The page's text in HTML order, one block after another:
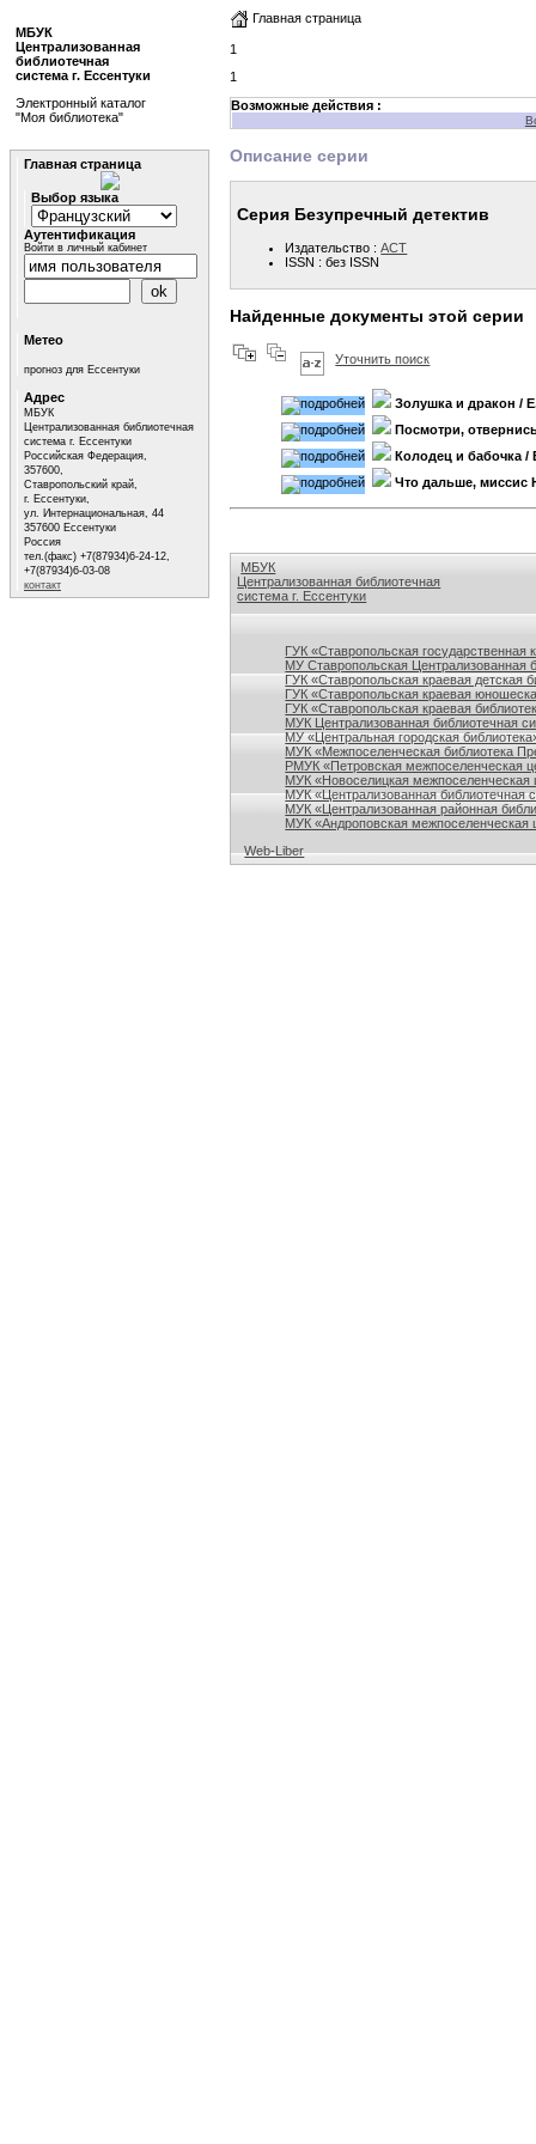
Главная страница
1
1
Возможные действия :
Описание серии
Серия Безупречный детектив
Издательство :АСТ
ISSN : без ISSN
Найденные документы этой серии
Уточнить поиск
Золушка и дракон /
Посмотри,
Колодец и бабочка /
Что дальше, миссис
МБУК
Централизованная библиотечная
система г. Ессентуки
ГУК «Ставропольская
МУ Ставропольская Централизованная
ГУК «Ставропольская краевая детская
ГУК «Ставропольская краевая
ГУК «Ставропольская краевая
МУК Централизованная библиотечная
МУ «Центральная городская
МУК «Межпоселенческая библиотека
РМУК «Петровская межпоселенческая
МУК «Новоселицкая межпоселенческая
МУК «Централизованная библиотечная
МУК «Централизованная районная
МУК «Андроповская межпоселенческая
Web-Liber
МБУК
Централизованная
библиотечная
система г. Ессентуки
Электронный каталог
"Моя библиотека"
Главная страница
Выбор языка
Аутентификация
Войти в личный кабинет
Метео
прогноз для Ессентуки
Адрес
МБУК
Централизованная библиотечная
система г. Ессентуки
Российская Федерация,
357600,
Ставропольский край,
г. Ессентуки,
ул. Интернациональная, 44
357600 Ессентуки
Россия
тел.(факс) +7(87934)6-24-12,
+7(87934)6-03-08
контакт